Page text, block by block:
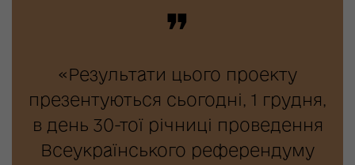
❞
«Результати цього проекту
презентуються сьогодні, 1 грудня,
в день 30-тої річниці проведення
Всеукраїнського референдуму